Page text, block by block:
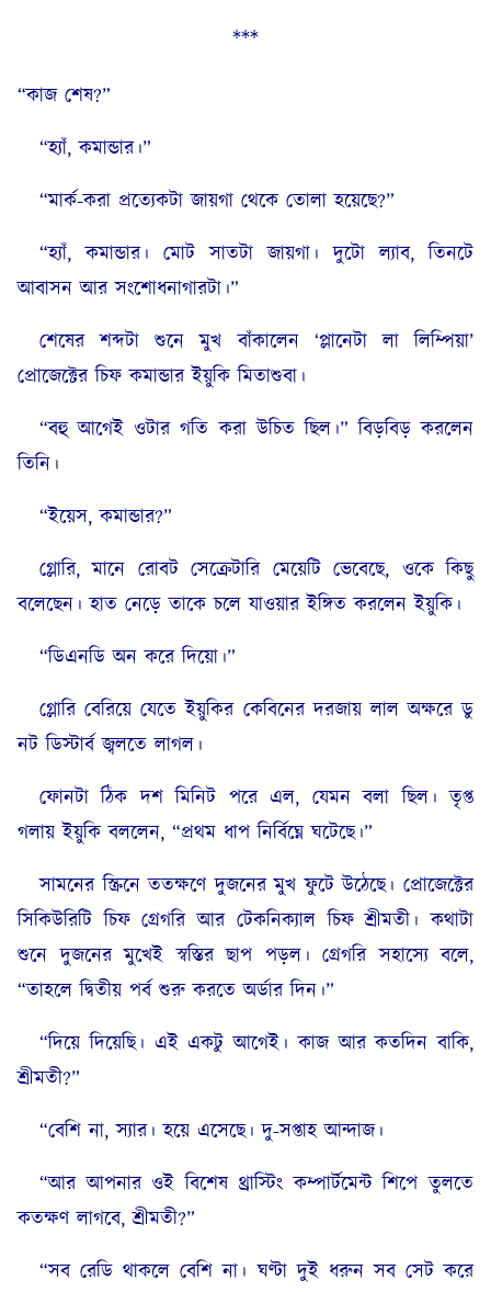
***
“কাজ শেষ?”
“হ্যাঁ, কমান্ডার।”
“মার্ক-করা প্রত্যেকটা জায়গা থেকে তোলা হয়েছে?”
“হ্যাঁ, কমান্ডার। মোট সাতটা জায়গা। দুটো ল্যাব, তিনটে
আবাসন আর সংশোধনাগারটা।”
শেষের শব্দটা শুনে মুখ বাঁকালেন ‘প্লানেটা লা লিম্পিয়া’
প্রোজেক্টের চিফ কমান্ডার ইয়ুকি মিতাশুবা।
“বহু আগেই ওটার গতি করা উচিত ছিল।” বিড়বিড় করলেন
তিনি।
“ইয়েস, কমান্ডার?”
গ্লোরি, মানে রোবট সেক্রেটারি মেয়েটি ভেবেছে, ওকে কিছু
বলেছেন। হাত নেড়ে তাকে চলে যাওয়ার ইঙ্গিত করলেন ইয়ুকি।
“ডিএনডি অন করে দিয়ো।”
গ্লোরি বেরিয়ে যেতে ইয়ুকির কেবিনের দরজায় লাল অক্ষরে ডু
নট ডিস্টার্ব জ্বলতে লাগল।
ফোনটা ঠিক দশ মিনিট পরে এল, যেমন বলা ছিল। তৃপ্ত
গলায় ইয়ুকি বললেন, “প্রথম ধাপ নির্বিঘ্নে ঘটেছে।”
সামনের স্ক্রিনে ততক্ষণে দুজনের মুখ ফুটে উঠেছে। প্রোজেক্টের
সিকিউরিটি চিফ গ্রেগরি আর টেকনিক্যাল চিফ শ্রীমতী। কথাটা
শুনে দুজনের মুখেই স্বস্তির ছাপ পড়ল। গ্রেগরি সহাস্যে বলে,
“তাহলে দ্বিতীয় পর্ব শুরু করতে অর্ডার দিন।”
“দিয়ে দিয়েছি। এই একটু আগেই। কাজ আর কতদিন বাকি,
শ্রীমতী?”
“বেশি না, স্যার। হয়ে এসেছে। দু-সপ্তাহ আন্দাজ।
“আর আপনার ওই বিশেষ থ্রাস্টিং কম্পার্টমেন্ট শিপে তুলতে
কতক্ষণ লাগবে, শ্রীমতী?”
“সব রেডি থাকলে বেশি না। ঘণ্টা দুই ধরুন সব সেট করে